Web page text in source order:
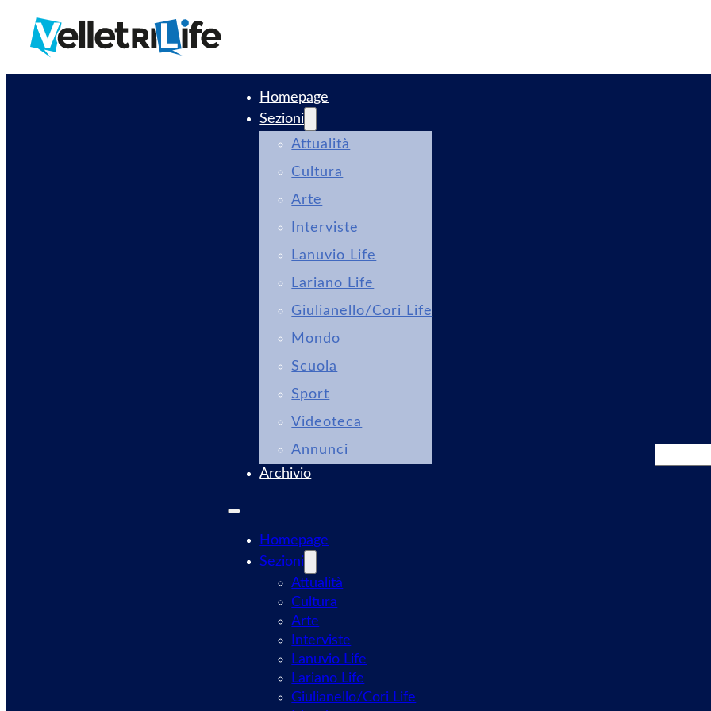
Homepage
Sezioni
Attualità
Cultura
Arte
Interviste
Lanuvio Life
Lariano Life
Giulianello/Cori Life
Mondo
Scuola
Sport
Videoteca
Annunci
Archivio
Homepage
Sezioni
Attualità
Cultura
Arte
Interviste
Lanuvio Life
Lariano Life
Giulianello/Cori Life